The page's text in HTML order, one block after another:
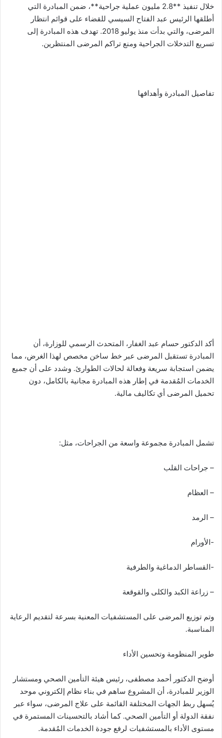
خلال تنفيذ **2.8 مليون عملية جراحية**، ضمن المبادرة التي
أطلقها الرئيس عبد الفتاح السيسي للقضاء على قوائم انتظار
المرضى، والتي بدأت منذ يوليو 2018. تهدف هذه المبادرة إلى
تسريع التدخلات الجراحية ومنع تراكم المرضى المنتظرين.
تفاصيل المبادرة وأهدافها
أكد الدكتور حسام عبد الغفار، المتحدث الرسمي للوزارة، أن
المبادرة تستقبل المرضى عبر خط ساخن مخصص لهذا الغرض، مما
يضمن استجابة سريعة وفعالة لحالات الطوارئ. وشدد على أن جميع
الخدمات المُقدمة في إطار هذه المبادرة مجانية بالكامل، دون
تحميل المرضى أي تكاليف مالية.
تشمل المبادرة مجموعة واسعة من الجراحات، مثل:
– جراحات القلب
– العظام
– الرمد
-الأورام
-القساطر الدماغية والطرفية
– زراعة الكبد والكلى والقوقعة
وتم توزيع المرضى على المستشفيات المعنية بسرعة لتقديم الرعاية
المناسبة.
طوير المنظومة وتحسين الأداء
أوضح الدكتور أحمد مصطفى، رئيس هيئة التأمين الصحي ومستشار
الوزير للمبادرة، أن المشروع ساهم في بناء نظام إلكتروني موحد
يُسهل ربط الجهات المختلفة القائمة على علاج المرضى، سواء عبر
نفقة الدولة أو التأمين الصحي. كما أشاد بالتحسينات المستمرة في
مستوى الأداء بالمستشفيات لرفع جودة الخدمات المُقدمة.